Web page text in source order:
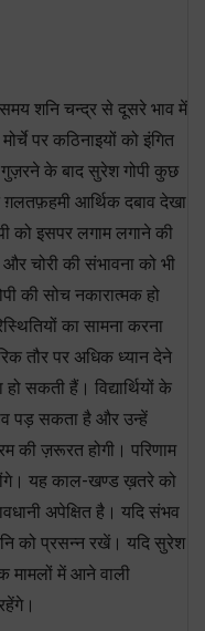
शनि चन्द्र से दूसरे भाव में
पर कठिनाइयों को इंगित
के बाद सुरेश गोपी कुछ
आर्थिक दबाव देखा
को इसपर लगाम लगाने की
चोरी की संभावना को भी
की सोच नकारात्मक हो
का सामना करना
तौर पर अधिक ध्यान देने
सकती हैं। विद्यार्थियों के
पड़ सकता है और उन्हें
की ज़रूरत होगी। परिणाम
यह काल-खण्ड ख़तरे को
अपेक्षित है। यदि संभव
को प्रसन्न रखें। यदि सुरेश
मामलों में आने वाली